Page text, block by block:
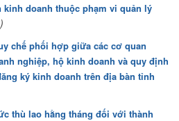
doanh thuộc phạm vi quản lý
chế phối hợp giữa các cơ quan
nghiệp, hộ kinh doanh và quy định
ký kinh doanh trên địa bàn tỉnh
thù lao hằng tháng đối với thành